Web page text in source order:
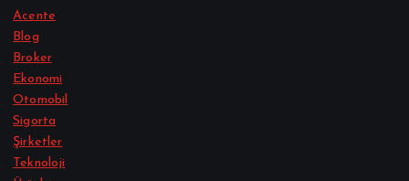
Acente
Blog
Broker
Ekonomi
Otomobil
Sigorta
Şirketler
Teknoloji